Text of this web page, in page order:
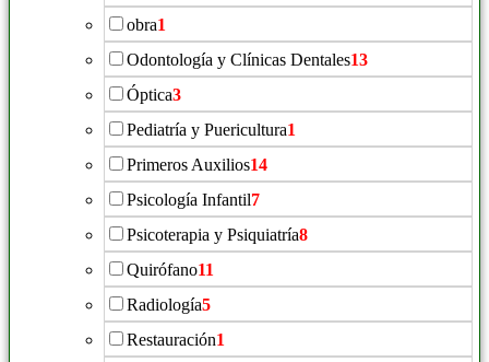
obra1
Odontología y Clínicas Dentales13
Óptica3
Pediatría y Puericultura1
Primeros Auxilios14
Psicología Infantil7
Psicoterapia y Psiquiatría8
Quirófano11
Radiología5
Restauración1